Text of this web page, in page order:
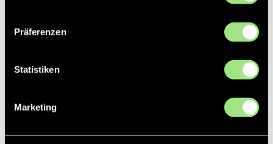
Präferenzen
Statistiken
Marketing